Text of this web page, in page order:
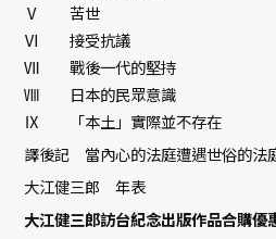
Ⅴ 苦世
Ⅵ 接受抗議
Ⅶ 戰後一代的堅持
Ⅷ 日本的民眾意識
Ⅸ 「本土」實際並不存在
譯後記 當內心的法庭遭遇世俗的
大江健三郎 年表
大江健三郎訪台紀念出版作品合購優